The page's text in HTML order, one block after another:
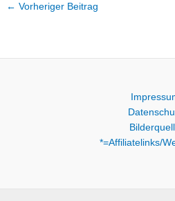
← Vorheriger Beitrag
*=Affiliatelinks/